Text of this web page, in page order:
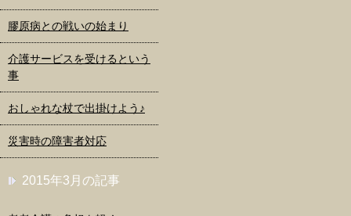
膠原病との戦いの始まり
介護サービスを受けるという
事
おしゃれな杖で出掛けよう♪
災害時の障害者対応
2015年3月の記事